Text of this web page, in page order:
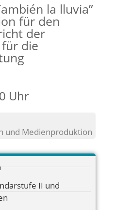
la lluvia”
für den
der
die
Uhr
und Medienproduktion
II und